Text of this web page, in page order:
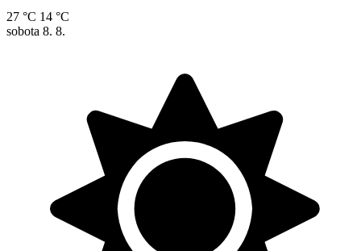
27 °C 14 °C
sobota 8. 8.